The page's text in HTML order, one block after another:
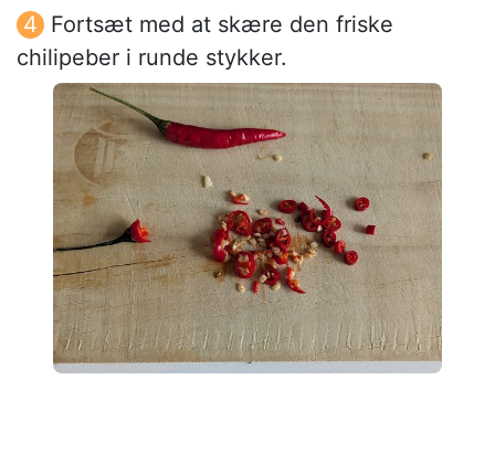
Fortsæt med at skære den friske
chilipeber i runde stykker.